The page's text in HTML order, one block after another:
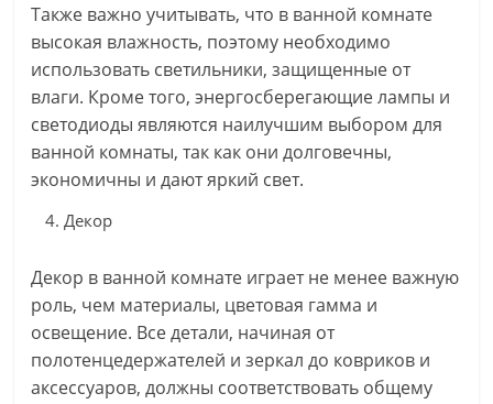
Также важно учитывать, что в ванной комнате
высокая влажность, поэтому необходимо
использовать светильники, защищенные от
влаги. Кроме того, энергосберегающие лампы и
светодиоды являются наилучшим выбором для
ванной комнаты, так как они долговечны,
экономичны и дают яркий свет.
Декор
Декор в ванной комнате играет не менее важную
роль, чем материалы, цветовая гамма и
освещение. Все детали, начиная от
полотенцедержателей и зеркал до ковриков и
аксессуаров, должны соответствовать общему